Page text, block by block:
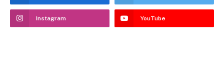
Instagram YouTube